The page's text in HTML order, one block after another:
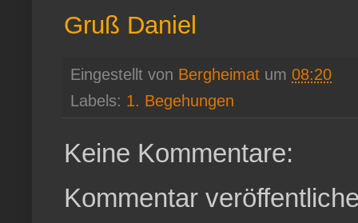
Gruß Daniel
Eingestellt von Bergheimat um 08:20
Labels: 1. Begehungen
Keine Kommentare:
Kommentar